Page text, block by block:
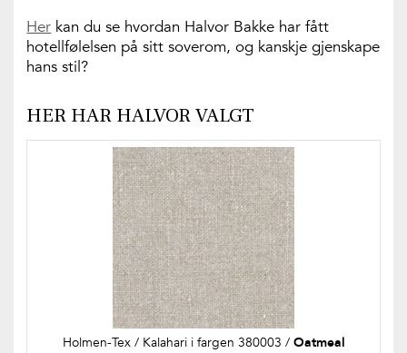
Her kan du se hvordan Halvor Bakke har fått
hotellfølelsen på sitt soverom, og kanskje gjenskape
hans stil?
HER HAR HALVOR VALGT
Holmen-Tex / Kalahari i fargen 380003 / Oatmeal